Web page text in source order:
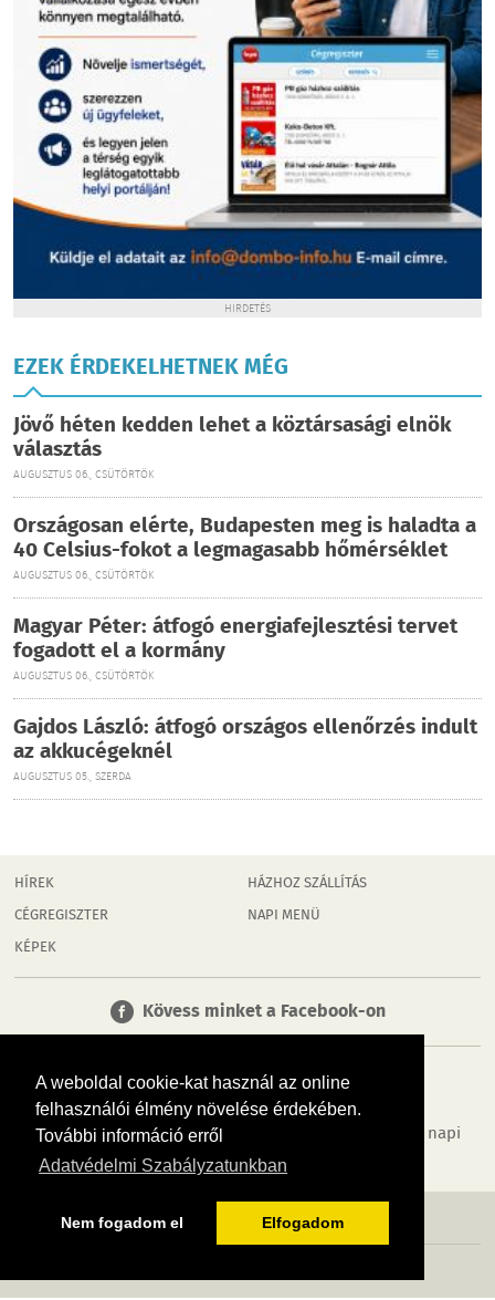
A weboldal cookie-kat használ az online
felhasználói élmény növelése érdekében.
További információ erről
Adatvédelmi Szabályzatunkban
Nem fogadom el Elfogadom
HIRDETÉS
EZEK ÉRDEKELHETNEK MÉG
Jövő héten kedden lehet a köztársasági elnök
választás
AUGUSZTUS 06., CSÜTÖRTÖK
Országosan elérte, Budapesten meg is haladta a
40 Celsius-fokot a legmagasabb hőmérséklet
AUGUSZTUS 06., CSÜTÖRTÖK
Magyar Péter: átfogó energiafejlesztési tervet
fogadott el a kormány
AUGUSZTUS 06., CSÜTÖRTÖK
Gajdos László: átfogó országos ellenőrzés indult
az akkucégeknél
AUGUSZTUS 05., SZERDA
HÍREK
CÉGREGISZTER
KÉPEK
HÁZHOZ SZÁLLÍTÁS
NAPI MENÜ
Kövess minket a Facebook-on
Tudj meg többet városodról! Hírek, programok, képek, napi
menü, cégek…. és minden, ami Dombóvár
MÉDIAAJÁNLÓ ADATVÉDELEM IMPRESSZUM RÓLUNK